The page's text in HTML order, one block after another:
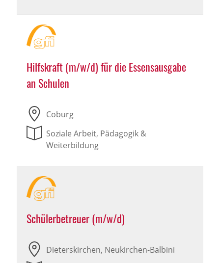
Hilfskraft (m/w/d) für die Essensausgabe
an Schulen
Coburg
Soziale Arbeit, Pädagogik &
Weiterbildung
Schülerbetreuer (m/w/d)
Dieterskirchen, Neukirchen-Balbini